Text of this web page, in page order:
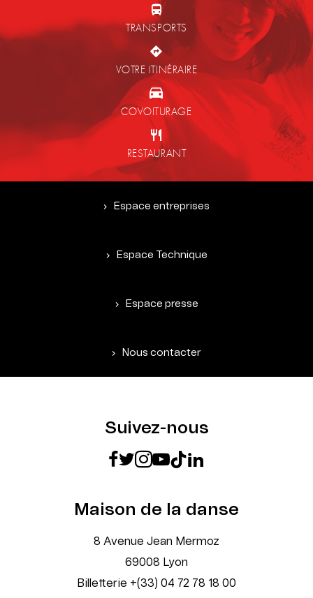
TRANSPORTS
VOTRE ITINÉRAIRE
COVOITURAGE
RESTAURANT
Espace entreprises
Espace Technique
Espace presse
Nous contacter
Suivez-nous
Maison de la danse
8 Avenue Jean Mermoz
69008 Lyon
Billetterie +(33) 04 72 78 18 00